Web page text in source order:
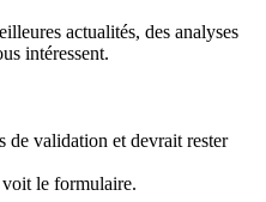
actualités, des analyses
intéressent.
de validation et devrait rester
voit le formulaire.